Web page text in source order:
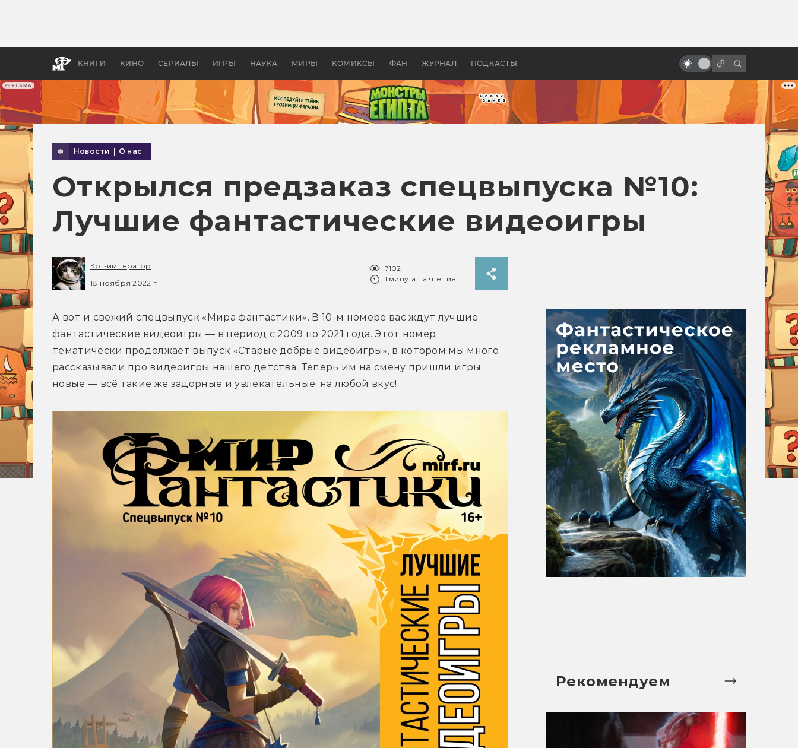
РЕКЛАМА
КНИГИ КИНО СЕРИАЛЫ ИГРЫ НАУКА МИРЫ КОМИКСЫ ФАН ЖУРНАЛ ПОДКАСТЫ
апокалипсис, в России —
бы «Властелина колец»
Мышкин в Зоне Посещения
Новости О нас
Открылся предзаказ спецвыпуска №10:
Лучшие фантастические видеоигры
Кот-император
18 ноября 2022 г.
7102
1 минута на чтение
А вот и свежий спецвыпуск «Мира фантастики». В 10-м номере вас ждут лучшие
фантастические видеоигры — в период с 2009 по 2021 года. Этот номер
тематически продолжает выпуск «Старые добрые видеоигры», в котором мы много
рассказывали про видеоигры нашего детства. Теперь им на смену пришли игры
новые — всё такие же задорные и увлекательные, на любой вкус!
Рекомендуем